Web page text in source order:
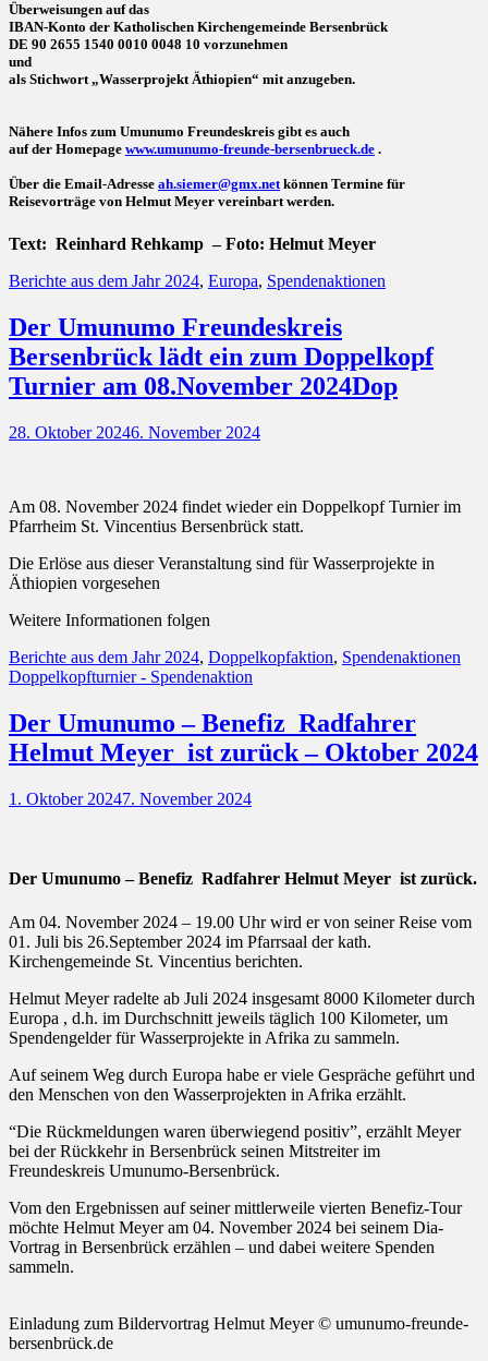
Überweisungen auf das
IBAN-Konto der Katholischen Kirchengemeinde Bersenbrück
DE 90 2655 1540 0010 0048 10 vorzunehmen
und
als Stichwort „Wasserprojekt Äthiopien“ mit anzugeben.
Nähere Infos zum Umunumo Freundeskreis gibt es auch
auf der Homepage www.umunumo-freunde-bersenbrueck.de .
Über die Email-Adresse ah.siemer@gmx.netkönnen Termine für
Reisevorträge von Helmut Meyer vereinbart werden.
Text: Reinhard Rehkamp – Foto: Helmut Meyer
Kategorien
Berichte aus dem Jahr 2024, Europa, Spendenaktionen
Der Umunumo Freundeskreis
Bersenbrück lädt ein zum Doppelkopf
Turnier am 08.November 2024Dop
Posted
28. Oktober 20246. November 2024
Am 08. November 2024 findet wieder ein Doppelkopf Turnier im
Pfarrheim St. Vincentius Bersenbrück statt.
Die Erlöse aus dieser Veranstaltung sind für Wasserprojekte in
Äthiopien vorgesehen
Weitere Informationen folgen
Kategorien
Berichte aus dem Jahr 2024, Doppelkopfaktion, Spendenaktionen
Doppelkopfturnier - Spendenaktion
Der Umunumo – Benefiz Radfahrer
Helmut Meyer ist zurück – Oktober 2024
Posted
1. Oktober 20247. November 2024
Der Umunumo – Benefiz Radfahrer Helmut Meyer ist zurück.
Am 04. November 2024 – 19.00 Uhr wird er von seiner Reise vom
01. Juli bis 26.September 2024 im Pfarrsaal der kath.
Kirchengemeinde St. Vincentius berichten.
Helmut Meyer radelte ab Juli 2024 insgesamt 8000 Kilometer durch
Europa , d.h. im Durchschnitt jeweils täglich 100 Kilometer, um
Spendengelder für Wasserprojekte in Afrika zu sammeln.
Auf seinem Weg durch Europa habe er viele Gespräche geführt und
den Menschen von den Wasserprojekten in Afrika erzählt.
“Die Rückmeldungen waren überwiegend positiv”, erzählt Meyer
bei der Rückkehr in Bersenbrück seinen Mitstreiter im
Freundeskreis Umunumo-Bersenbrück.
Vom den Ergebnissen auf seiner mittlerweile vierten Benefiz-Tour
möchte Helmut Meyer am 04. November 2024 bei seinem Dia-
Vortrag in Bersenbrück erzählen – und dabei weitere Spenden
sammeln.
Einladung zum Bildervortrag Helmut Meyer © umunumo-freunde-
bersenbrück.de